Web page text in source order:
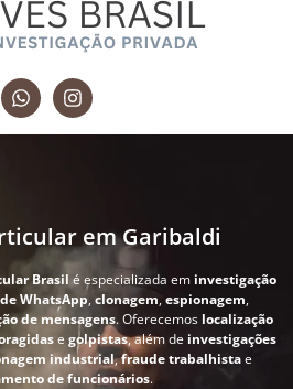
em Garibaldi
Brasil é especializada em investigação
WhatsApp, clonagem,espionagem,
de mensagens. Oferecemos localização
e golpistas, além de investigações
industrial,fraude trabalhistae
de funcionários.